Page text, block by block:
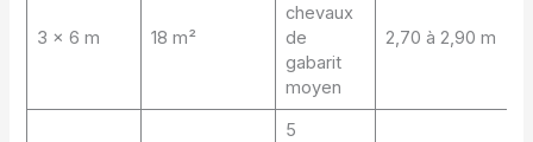
3 x 6 m 18 m²
chevaux
de
gabarit
moyen
2,70 à 2,90 m
5